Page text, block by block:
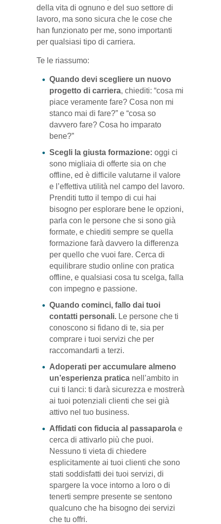
della vita di ognuno e del suo settore di
lavoro, ma sono sicura che le cose che
han funzionato per me, sono importanti
per qualsiasi tipo di carriera.
Te le riassumo:
Quando devi scegliere un nuovo
progetto di carriera, chiediti: “cosa mi
piace veramente fare? Cosa non mi
stanco mai di fare?” e “cosa so
davvero fare? Cosa ho imparato
bene?”
Scegli la giusta formazione: oggi ci
sono migliaia di offerte sia on che
offline, ed è difficile valutarne il valore
e l’effettiva utilità nel campo del lavoro.
Prenditi tutto il tempo di cui hai
bisogno per esplorare bene le opzioni,
parla con le persone che si sono già
formate, e chiediti sempre se quella
formazione farà davvero la differenza
per quello che vuoi fare. Cerca di
equilibrare studio online con pratica
offline, e qualsiasi cosa tu scelga, falla
con impegno e passione.
Quando cominci, fallo dai tuoi
contatti personali. Le persone che ti
conoscono si fidano di te, sia per
comprare i tuoi servizi che per
raccomandarti a terzi.
Adoperati per accumulare almeno
un’esperienza pratica nell’ambito in
cui ti lanci: ti darà sicurezza e mostrerà
ai tuoi potenziali clienti che sei già
attivo nel tuo business.
Affidati con fiducia al passaparola e
cerca di attivarlo più che puoi.
Nessuno ti vieta di chiedere
esplicitamente ai tuoi clienti che sono
stati soddisfatti dei tuoi servizi, di
spargere la voce intorno a loro o di
tenerti sempre presente se sentono
qualcuno che ha bisogno dei servizi
che tu offri.